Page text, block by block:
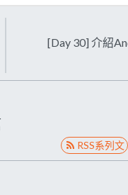
[Day 30] 介紹
RSS系列文